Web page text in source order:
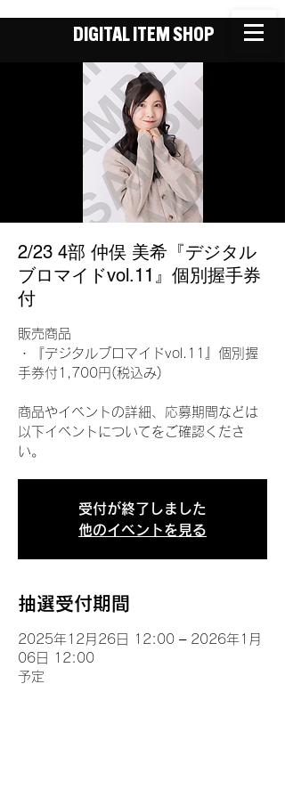
DIGITAL ITEM SHOP
2/23 4部 仲俣 美希『デジタル
ブロマイドvol.11』個別握手券
付
販売商品
・『デジタルブロマイドvol.11』個別握
手券付1,700円(税込み)
商品やイベントの詳細、応募期間などは
以下イベントについてをご確認くださ
い。
受付が終了しました
他のイベントを見る
抽選受付期間
2025年12月26日 12:00 – 2026年1月
06日 12:00
予定